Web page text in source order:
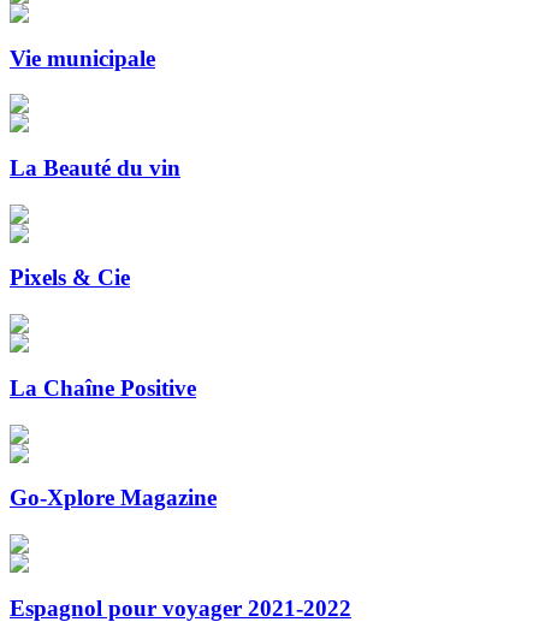
Vie municipale
La Beauté du vin
Pixels & Cie
La Chaîne Positive
Go-Xplore Magazine
Espagnol pour voyager 2021-2022